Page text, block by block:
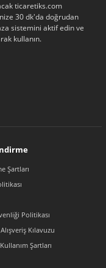
ticaretiks.com
30 dk'da doğrudan
sistemini aktif edin ve
kullanın.
Şartları
Politikası
Kılavuzu
Şartları